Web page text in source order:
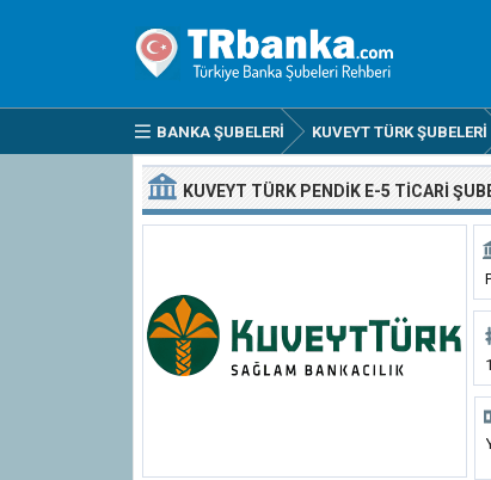
BANKA ŞUBELERI KUVEYT TÜRK ŞUBELERI
KUVEYT TÜRK PENDIK E-5 TICARI